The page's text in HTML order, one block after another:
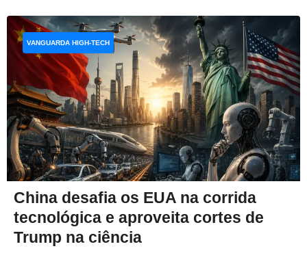
China desafia os EUA na corrida
tecnológica e aproveita cortes de
Trump na ciência
VANGUARDA HIGH-TECH